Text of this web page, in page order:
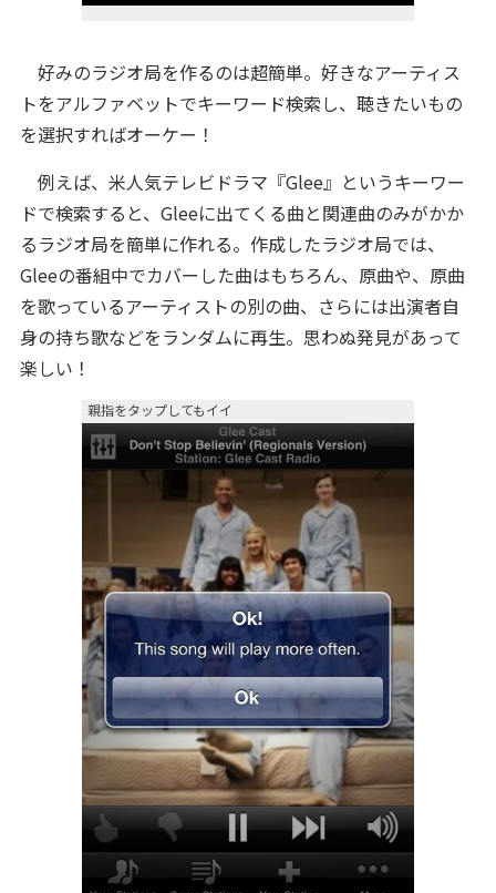
好みのラジオ局を作るのは超簡単。好きなアーティス
トをアルファベットでキーワード検索し、聴きたいもの
を選択すればオーケー！
例えば、米人気テレビドラマ『Glee』というキーワー
ドで検索すると、Gleeに出てくる曲と関連曲のみがかか
るラジオ局を簡単に作れる。作成したラジオ局では、
Gleeの番組中でカバーした曲はもちろん、原曲や、原曲
を歌っているアーティストの別の曲、さらには出演者自
身の持ち歌などをランダムに再生。思わぬ発見があって
楽しい！
親指をタップしてもイイ